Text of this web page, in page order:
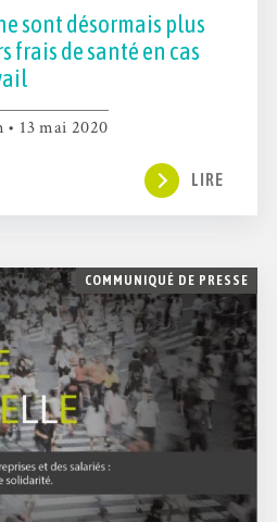
sont désormais plus
frais de santé en cas
13 mai 2020
LIRE
COMMUNIQUÉ DE PRESSE